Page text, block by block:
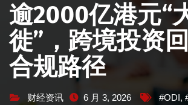
逾2000亿港元“
徙”，跨境投资
合规路径
财经资讯 6 月 3, 2026 #ODI,